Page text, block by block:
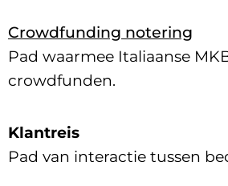
Crowdfunding notering
Pad waarmee Italiaanse
crowdfunden.
Klantreis
Pad van interactie tussen